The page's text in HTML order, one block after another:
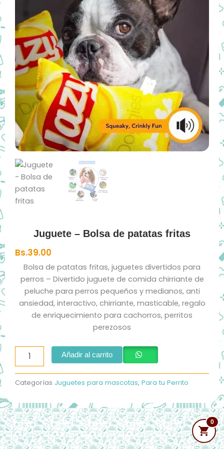
Juguete – Bolsa de patatas fritas
Bs.39.00
Bolsa de patatas fritas, juguetes divertidos para
perros – Divertido juguete de comida chirriante de
peluche para perros pequeños y medianos, anti
ansiedad, interactivo, chirriante, masticable, regalo
de enriquecimiento para cachorros, perritos
perezosos
de
cantidad
Añadir al carrito
Categorías Juguetes para mascotas, Para tu Perrito
0
Sobre Nosotros|Contáctanos|Blog
Todos Los Derechos Reservados